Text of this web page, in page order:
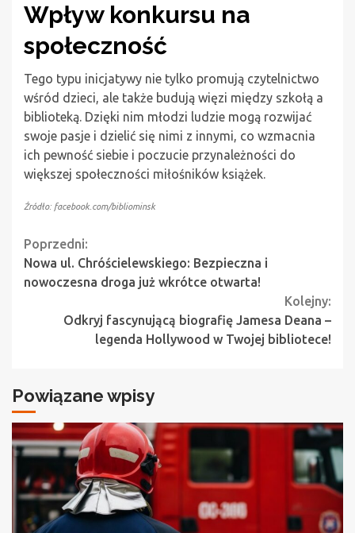
Wpływ konkursu na
społeczność
Tego typu inicjatywy nie tylko promują czytelnictwo
wśród dzieci, ale także budują więzi między szkołą a
biblioteką. Dzięki nim młodzi ludzie mogą rozwijać
swoje pasje i dzielić się nimi z innymi, co wzmacnia
ich pewność siebie i poczucie przynależności do
większej społeczności miłośników książek.
Źródło: facebook.com/bibliominsk
Continue
Reading
Poprzedni:
Nowa ul. Chróścielewskiego: Bezpieczna i
nowoczesna droga już wkrótce otwarta!
Kolejny:
Odkryj fascynującą biografię Jamesa Deana –
legenda Hollywood w Twojej bibliotece!
Powiązane wpisy